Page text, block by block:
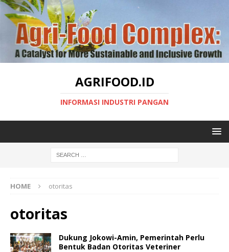
AGRIFOOD.ID
INFORMASI INDUSTRI PANGAN
HOME otoritas
otoritas
Dukung Jokowi-Amin, Pemerintah Perlu
Bentuk Badan Otoritas Veteriner